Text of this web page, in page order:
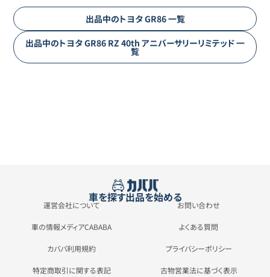
出品中のトヨタGR86一覧
出品中のトヨタGR86 RZ 40th アニバーサリーリミテッド一
覧
車を探す出品を始める
運営会社について お問い合わせ
車の情報メディアCABABA よくある質問
カババ利用規約 プライバシーポリシー
特定商取引に関する表記 古物営業法に基づく表示